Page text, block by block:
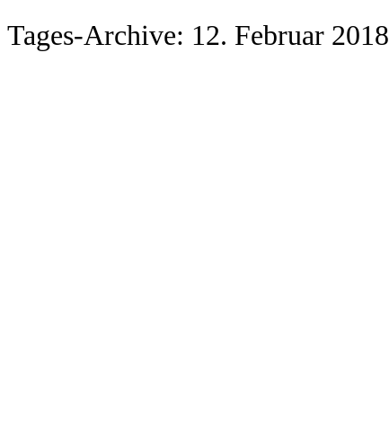
Tages-Archive: 12. Februar 2018